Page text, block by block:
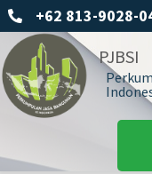
+62 813-9028-
PJBSI